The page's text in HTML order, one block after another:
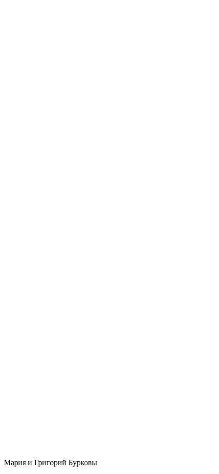
Мария и Григорий Бурковы